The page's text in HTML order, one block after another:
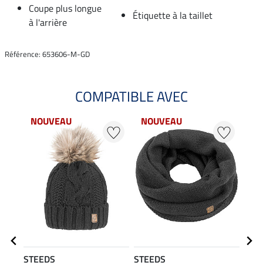
Coupe plus longue
à l'arrière
Étiquette à la taillet
Référence: 653606-M-GD
COMPATIBLE AVEC
NOUVEAU
STEEDS
NOUVEAU
STEEDS